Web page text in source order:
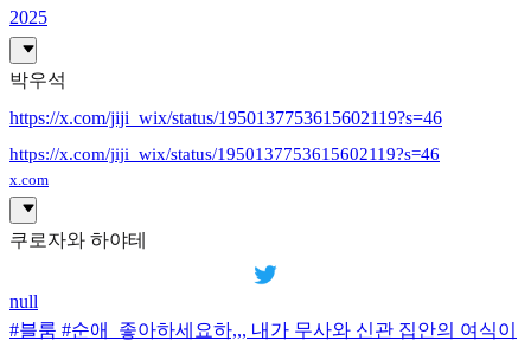
2025
박우석
https://x.com/jiji_wix/status/1950137753615602119?s=46
https://x.com/jiji_wix/status/1950137753615602119?s=46
x.com
쿠로자와 하야테
null
#블룸 #순애_좋아하세요하,,, 내가 무사와 신관 집안의 여식이